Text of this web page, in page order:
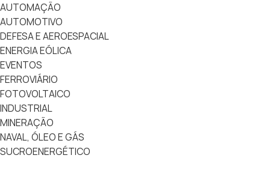
AUTOMAÇÃO
AUTOMOTIVO
DEFESA E AEROESPACIAL
ENERGIA EÓLICA
EVENTOS
FERROVIÁRIO
FOTOVOLTAICO
INDUSTRIAL
MINERAÇÃO
NAVAL, ÓLEO E GÁS
SUCROENERGÉTICO